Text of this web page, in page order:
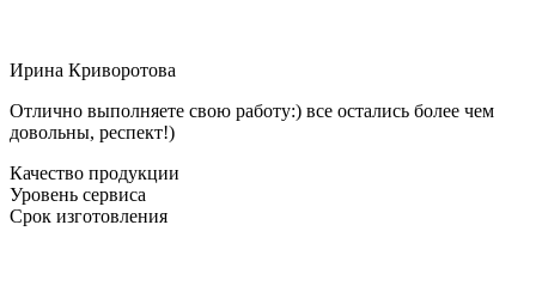
Ирина Криворотова
Отлично выполняете свою работу:) все остались более чем
довольны, респект!)
Качество продукции
Уровень сервиса
Срок изготовления